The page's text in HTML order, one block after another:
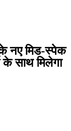
नए मिड-स्पेक
साथ मिलेगा